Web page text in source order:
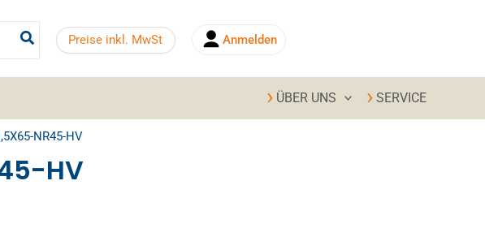
Preise inkl. MwSt Anmelden
ÜBER UNS SERVICE
NR45-HV
HV